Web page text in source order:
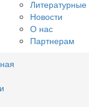
Новости
О нас
Партнерам